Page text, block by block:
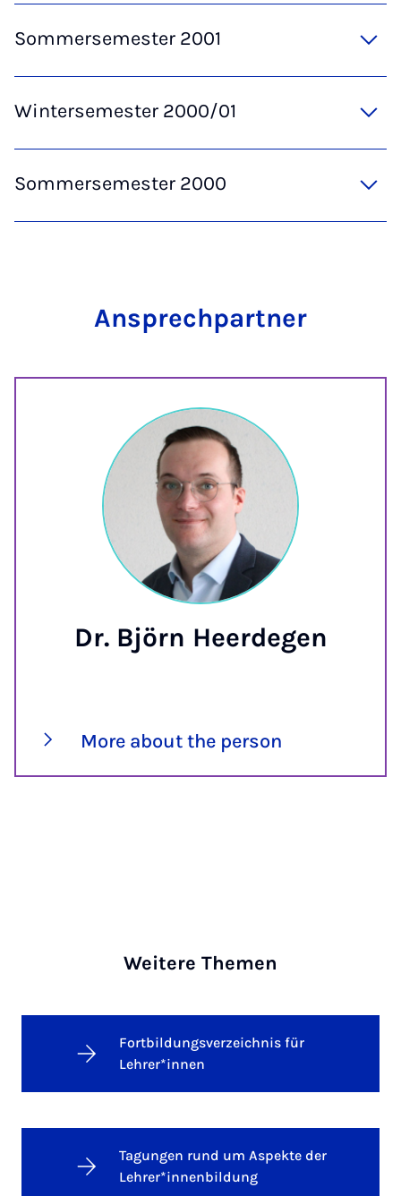
Sommersemester 2001
Wintersemester 2000/01
Sommersemester 2000
Ansprechpartner
Dr. Björn Heerdegen
More about the person
Weitere Themen
Fortbildungsverzeichnis für
Lehrer*innen
Tagungen rund um Aspekte der
Lehrer*innenbildung